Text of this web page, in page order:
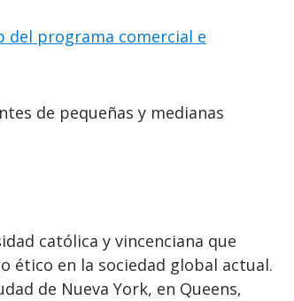
del programa comercial e
de pequeñas y medianas
católica y vincenciana que
ético en la sociedad global actual.
de Nueva York, en Queens,